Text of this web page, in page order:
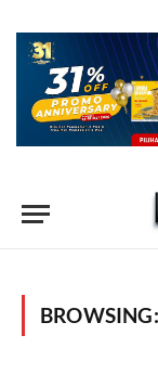
BROWSING: